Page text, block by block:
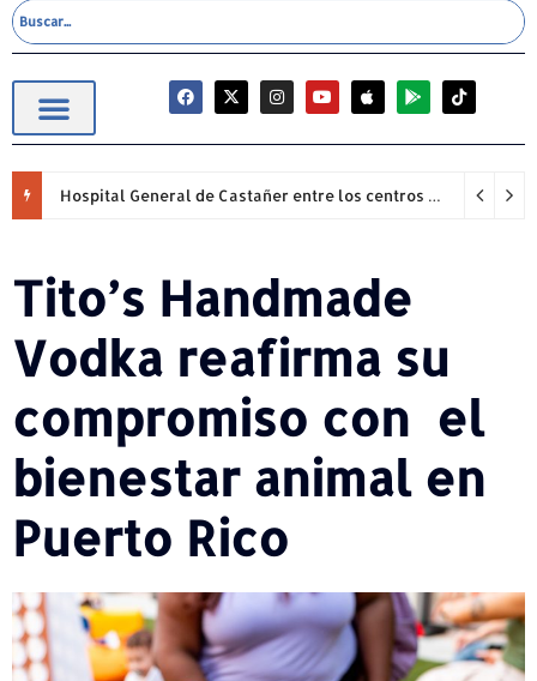
Hospital General de Castañer entre los centros de salud comunitarios con mejor desempeño clínico de Estados Unidos
Tito’s Handmade
Vodka reafirma su
compromiso con el
bienestar animal en
Puerto Rico